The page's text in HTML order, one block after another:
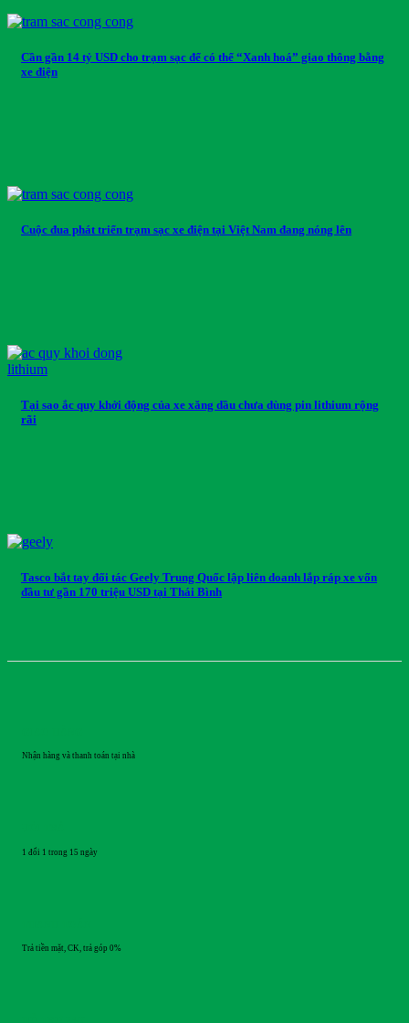
Cần gần 14 tỷ USD cho trạm sạc để có thể “Xanh hoá” giao thông bằng
xe điện
Cuộc đua phát triển trạm sạc xe điện tại Việt Nam đang nóng lên
Tại sao ắc quy khởi động của xe xăng dầu chưa dùng pin lithium rộng
rãi
Tasco bắt tay đối tác Geely Trung Quốc lập liên doanh lắp ráp xe vốn
đầu tư gần 170 triệu USD tại Thái Bình
Nhận hàng và thanh toán tại nhà
1 đổi 1 trong 15 ngày
Trả tiền mặt, CK, trả góp 0%